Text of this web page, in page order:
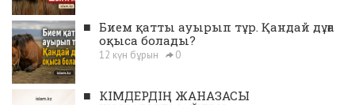
■ Бием қатты ауырып тұр. Қандай дұға
оқыса болады?
12 күн бұрын 0
■ КІМДЕРДІҢ ЖАНАЗАСЫ